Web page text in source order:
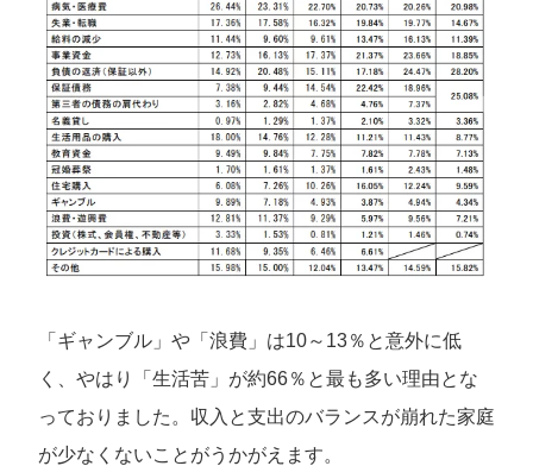
「ギャンブル」や「浪費」は10～13％と意外に低
く、やはり「生活苦」が約66％と最も多い理由とな
っておりました。収入と支出のバランスが崩れた家庭
が少なくないことがうかがえます。